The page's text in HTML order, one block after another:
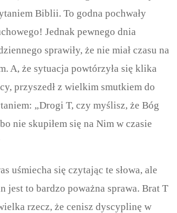
Biblii. To godna pochwały
Jednak pewnego dnia
sprawiły, że nie miał czasu na
A, że sytuacja powtórzyła się klika
przyszedł z wielkim smutkiem do
„Drogi T, czy myślisz, że Bóg
nie skupiłem się na Nim w czasie
uśmiecha się czytając te słowa, ale
jest to bardzo poważna sprawa. Brat T
rzecz, że cenisz dyscyplinę w